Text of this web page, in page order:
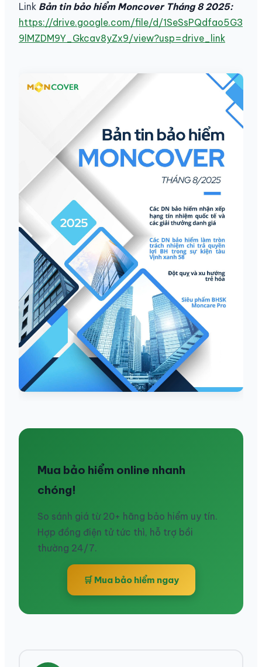
Link Bản tin bảo hiểm Moncover Tháng 8 2025:
https://drive.google.com/file/d/1SeSsPQdfao5G3
9lMZDM9Y_Gkcav8yZx9/view?usp=drive_link
Mua bảo hiểm online nhanh
chóng!
So sánh giá từ 20+ hãng bảo hiểm uy tín.
Hợp đồng điện tử tức thì, hỗ trợ bồi
thường 24/7.
🛒 Mua bảo hiểm ngay